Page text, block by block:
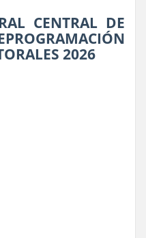
CENTRAL DE
2026